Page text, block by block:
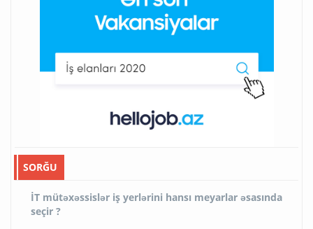
SORĞU
İT mütəxəssislər iş yerlərini hansı meyarlar əsasında
seçir ?